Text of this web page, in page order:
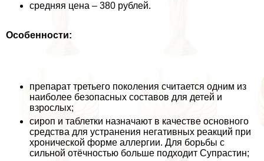
средняя цена – 380 рублей.
Особенности:
препарат третьего поколения считается одним из
наиболее безопасных составов для детей и
взрослых;
сироп и таблетки назначают в качестве основного
средства для устранения негативных реакций при
хронической форме аллергии. Для борьбы с
сильной отёчностью больше подходит Супрастин;